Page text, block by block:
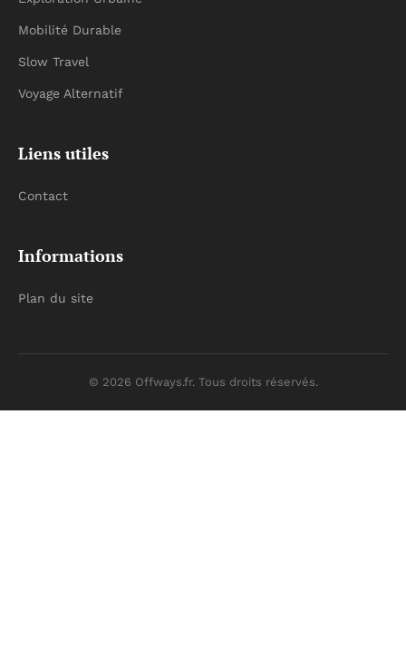
Mobilité Durable
Slow Travel
Voyage Alternatif
Liens utiles
Contact
Informations
Plan du site
© 2026 Offways.fr. Tous droits réservés.